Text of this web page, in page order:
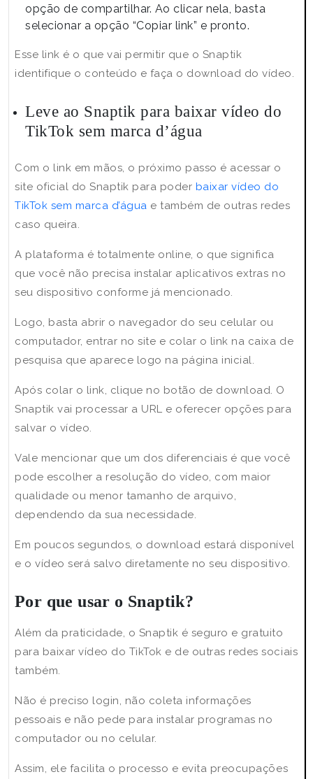
opção de compartilhar. Ao clicar nela, basta
selecionar a opção “Copiar link” e pronto.
Esse link é o que vai permitir que o Snaptik
identifique o conteúdo e faça o download do vídeo.
Leve ao Snaptik para baixar vídeo do
TikTok sem marca d’água
Com o link em mãos, o próximo passo é acessar o
site oficial do Snaptik para poder baixar vídeo do
TikTok sem marca d’água e também de outras redes
caso queira.
A plataforma é totalmente online, o que significa
que você não precisa instalar aplicativos extras no
seu dispositivo conforme já mencionado.
Logo, basta abrir o navegador do seu celular ou
computador, entrar no site e colar o link na caixa de
pesquisa que aparece logo na página inicial.
Após colar o link, clique no botão de download. O
Snaptik vai processar a URL e oferecer opções para
salvar o vídeo.
Vale mencionar que um dos diferenciais é que você
pode escolher a resolução do vídeo, com maior
qualidade ou menor tamanho de arquivo,
dependendo da sua necessidade.
Em poucos segundos, o download estará disponível
e o vídeo será salvo diretamente no seu dispositivo.
Por que usar o Snaptik?
Além da praticidade, o Snaptik é seguro e gratuito
para baixar vídeo do TikTok e de outras redes sociais
também.
Não é preciso login, não coleta informações
pessoais e não pede para instalar programas no
computador ou no celular.
Assim, ele facilita o processo e evita preocupações